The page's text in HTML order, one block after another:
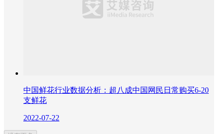
中国鲜花行业数据分析：超八成中国网民日常购买6-20
支鲜花
2022-07-22